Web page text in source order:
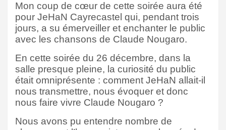
Mon coup de cœur de cette soirée aura été
pour JeHaN Cayrecastel qui, pendant trois
jours, a su émerveiller et enchanter le public
avec les chansons de Claude Nougaro.
En cette soirée du 26 décembre, dans la
salle presque pleine, la curiosité du public
était omniprésente : comment JeHaN allait-il
nous transmettre, nous évoquer et donc
nous faire vivre Claude Nougaro ?
Nous avons pu entendre nombre de